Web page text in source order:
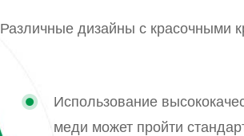
Различные дизайны с красочными
Использование
меди может пройти